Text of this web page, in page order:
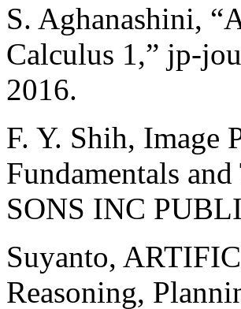
S. Aghanashini,
Calculus 1,” jp-
2016.
F. Y. Shih, Image
Fundamentals
SONS INC
Suyanto,
Reasoning,